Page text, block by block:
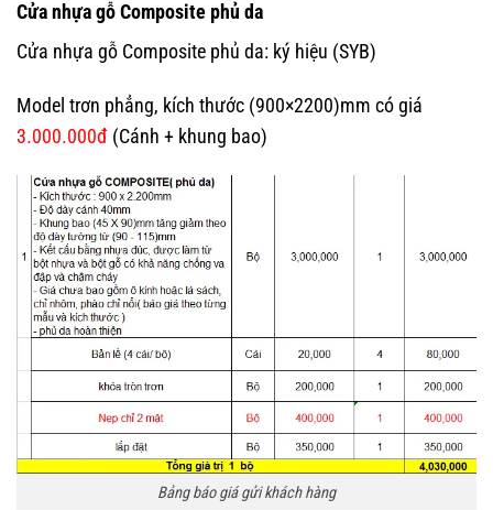
Cửa nhựa gỗ Composite phủ da
Cửa nhựa gỗ Composite phủ da: ký hiệu (SYB)
Model trơn phẳng, kích thước (900×2200)mm có giá
3.000.000đ (Cánh + khung bao)
Bảng báo giá gửi khách hàng